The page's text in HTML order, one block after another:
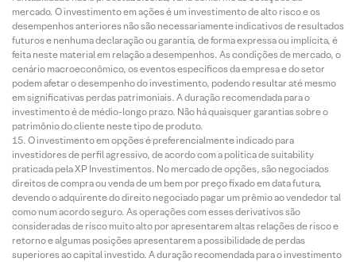
mercado. O investimento em ações é um investimento de alto risco e os
desempenhos anteriores não são necessariamente indicativos de resultados
futuros e nenhuma declaração ou garantia, de forma expressa ou implícita, é
feita neste material em relação a desempenhos. As condições de mercado, o
cenário macroeconômico, os eventos específicos da empresa e do setor
podem afetar o desempenho do investimento, podendo resultar até mesmo
em significativas perdas patrimoniais. A duração recomendada para o
investimento é de médio-longo prazo. Não há quaisquer garantias sobre o
patrimônio do cliente neste tipo de produto.
O investimento em opções é preferencialmente indicado para
investidores de perfil agressivo, de acordo com a política de suitability
praticada pela XP Investimentos. No mercado de opções, são negociados
direitos de compra ou venda de um bem por preço fixado em data futura,
devendo o adquirente do direito negociado pagar um prêmio ao vendedor tal
como num acordo seguro. As operações com esses derivativos são
consideradas de risco muito alto por apresentarem altas relações de risco e
retorno e algumas posições apresentarem a possibilidade de perdas
superiores ao capital investido. A duração recomendada para o investimento